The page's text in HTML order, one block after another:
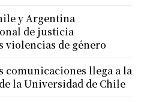
y Argentina
de justicia
violencias de género
comunicaciones llega a la
la Universidad de Chile